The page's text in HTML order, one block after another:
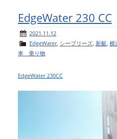
EdgeWater 230 CC
2021.11.12
EdgeWater, シーブリーズ, 新艇, 横
車 乗り物
EdgeWater 230CC